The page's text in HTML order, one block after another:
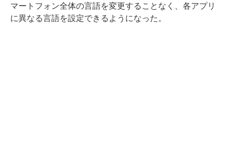
マートフォン全体の言語を変更することなく、各アプリ
に異なる言語を設定できるようになった。